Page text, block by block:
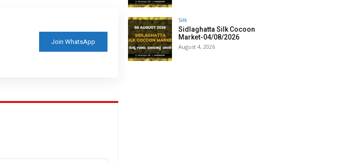
Join WhatsApp
Silk
Sidlaghatta Silk Cocoon
Market-04/08/2026
August 4, 2026